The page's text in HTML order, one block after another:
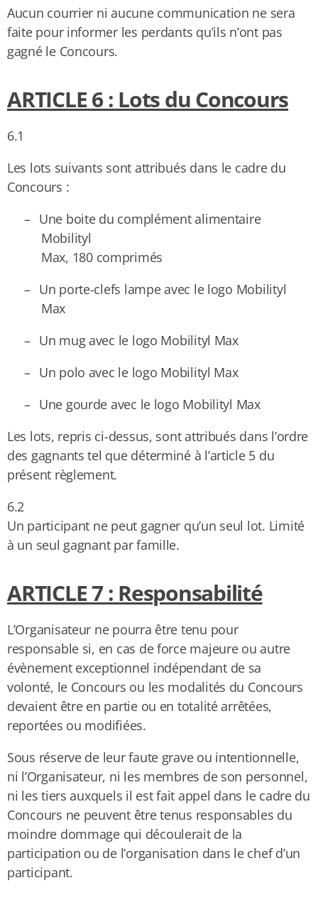
Aucun courrier ni aucune communication ne sera
faite pour informer les perdants qu’ils n’ont pas
gagné le Concours.
ARTICLE 6 : Lots du Concours
6.1
Les lots suivants sont attribués dans le cadre du
Concours :
– Une boite du complément alimentaire
Mobilityl
Max, 180 comprimés
– Un porte-clefs lampe avec le logo Mobilityl
Max
– Un mug avec le logo Mobilityl Max
– Un polo avec le logo Mobilityl Max
– Une gourde avec le logo Mobilityl Max
Les lots, repris ci-dessus, sont attribués dans l’ordre
des gagnants tel que déterminé à l’article 5 du
présent règlement.
6.2
Un participant ne peut gagner qu’un seul lot. Limité
à un seul gagnant par famille.
ARTICLE 7 : Responsabilité
L’Organisateur ne pourra être tenu pour
responsable si, en cas de force majeure ou autre
évènement exceptionnel indépendant de sa
volonté, le Concours ou les modalités du Concours
devaient être en partie ou en totalité arrêtées,
reportées ou modifiées.
Sous réserve de leur faute grave ou intentionnelle,
ni l’Organisateur, ni les membres de son personnel,
ni les tiers auxquels il est fait appel dans le cadre du
Concours ne peuvent être tenus responsables du
moindre dommage qui découlerait de la
participation ou de l’organisation dans le chef d’un
participant.